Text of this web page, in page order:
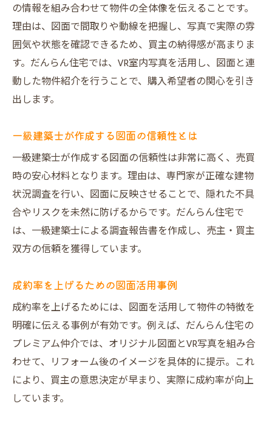
の情報を組み合わせて物件の全体像を伝えることです。
理由は、図面で間取りや動線を把握し、写真で実際の雰
囲気や状態を確認できるため、買主の納得感が高まりま
す。だんらん住宅では、VR室内写真を活用し、図面と連
動した物件紹介を行うことで、購入希望者の関心を引き
出します。
一級建築士が作成する図面の信頼性とは
一級建築士が作成する図面の信頼性は非常に高く、売買
時の安心材料となります。理由は、専門家が正確な建物
状況調査を行い、図面に反映させることで、隠れた不具
合やリスクを未然に防げるからです。だんらん住宅で
は、一級建築士による調査報告書を作成し、売主・買主
双方の信頼を獲得しています。
成約率を上げるための図面活用事例
成約率を上げるためには、図面を活用して物件の特徴を
明確に伝える事例が有効です。例えば、だんらん住宅の
プレミアム仲介では、オリジナル図面とVR写真を組み合
わせて、リフォーム後のイメージを具体的に提示。これ
により、買主の意思決定が早まり、実際に成約率が向上
しています。